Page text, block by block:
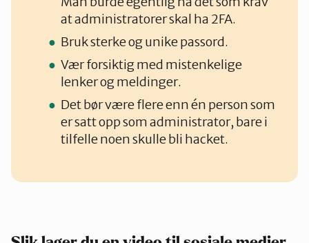
at administratorer skal ha 2FA.
Bruk sterke og unike passord.
Vær forsiktig med mistenkelige
lenker og meldinger.
Det bør være flere enn én person som
er satt opp som administrator, bare i
tilfelle noen skulle bli hacket.